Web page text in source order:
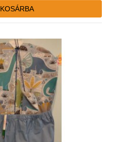
KOSÁRBA